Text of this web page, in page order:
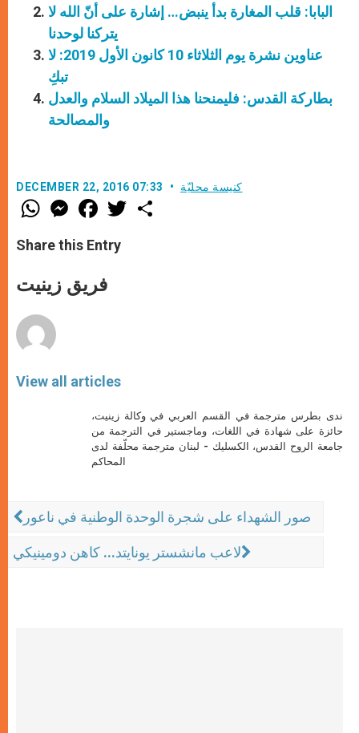
البابا: قلب المغارة بدأ ينبض… إشارة على أنّ الله لا
يتركنا لوحدنا
عناوين نشرة يوم الثلاثاء 10 كانون الأول 2019: لا
تبكِ
بطاركة القدس: فليمنحنا هذا الميلاد السلام والعدل
والمصالحة
DECEMBER 22, 2016 07:33 كنيسة محليّة
W
h
t
s
p
p
M
e
s
e
g
e
F
a
e
b
o
k
w
Share this Entry
فريق زينيت
View all articles
ندى بطرس مترجمة في القسم العربي في وكالة زينيت،
حائزة على شهادة في اللغات، وماجستير في الترجمة من
جامعة الروح القدس، الكسليك - لبنان مترجمة محلّفة لدى
المحاكم
صور الشهداء على شجرة الوحدة الوطنية في ناعور
لاعب مانشستر يونايتد... كاهن دومينيكي